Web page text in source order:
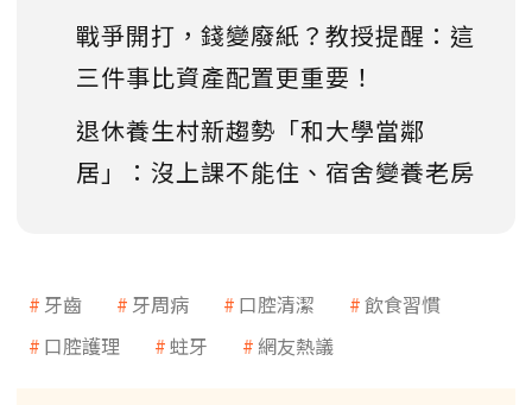
戰爭開打，錢變廢紙？教授提醒：這
三件事比資產配置更重要！
退休養生村新趨勢「和大學當鄰
居」：沒上課不能住、宿舍變養老房
牙齒 牙周病 口腔清潔
飲食習慣
口腔護理
蛀牙 網友熱議